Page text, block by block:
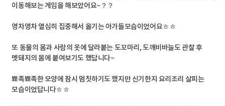
이동해보는 게임을 해보았어요~？？
영차영차 열심히 집중해서 옮기는 아가들모습이었어요ㅎㅎ
또 동물의 몸과 사람의 옷에 달라붙는 도꼬마리, 도깨비바늘도 관찰 후
멧돼지의 몸에 붙여보기도 했답니다~
뾰족뾰족한 모양에 잠시 멈칫하기도 했지만 신기한지 요리조리 살피는
모습이었답니다ㅎㅎ